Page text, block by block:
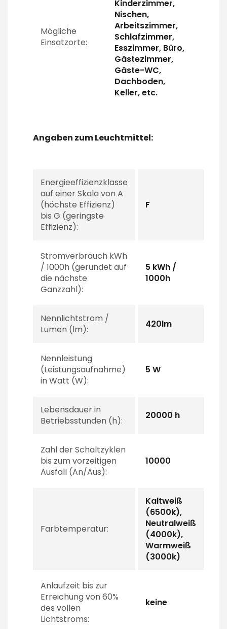
Mögliche
Einsatzorte:
Kinderzimmer,
Nischen,
Arbeitszimmer,
Schlafzimmer,
Esszimmer, Büro,
Gästezimmer,
Gäste-WC,
Dachboden,
Keller, etc.
Angaben zum Leuchtmittel:
Energieeffizienzklasse
auf einer Skala von A
(höchste Effizienz)
bis G (geringste
Effizienz):
F
Stromverbrauch kWh
/ 1000h (gerundet auf
die nächste
Ganzzahl):
5 kWh /
1000h
Nennlichtstrom /
Lumen (lm):
420lm
Nennleistung
(Leistungsaufnahme)
in Watt (W):
5 W
Lebensdauer in
Betriebsstunden (h):
20000 h
Zahl der Schaltzyklen
bis zum vorzeitigen
Ausfall (An/Aus):
10000
Farbtemperatur:
Kaltweiß
(6500k),
Neutralweiß
(4000k),
Warmweiß
(3000k)
Anlaufzeit bis zur
Erreichung von 60%
des vollen
Lichtstroms:
keine